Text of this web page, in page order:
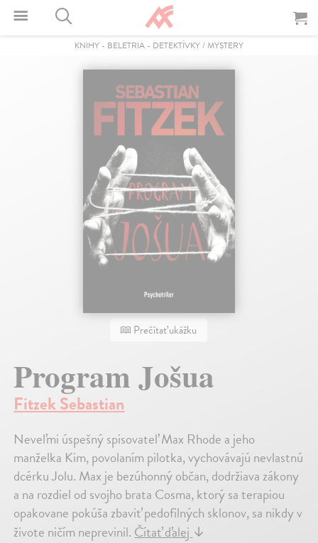
KNIHY - BELETRIA - DETEKTÍVKY / MYSTERY
Prečítať ukážku
Program Jošua
Fitzek Sebastian
Neveľmi úspešný spisovateľ Max Rhode a jeho
manželka Kim, povolaním pilotka, vychovávajú nevlastnú
dcérku Jolu. Max je bezúhonný občan, dodržiava zákony
a na rozdiel od svojho brata Cosma, ktorý sa terapiou
opakovane pokúša zbaviť pedofilných sklonov, sa nikdy v
živote ničím neprevinil. Čítať ďalej ↓